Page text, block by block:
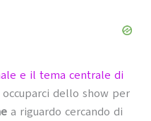
e il tema centrale di
dello show per
a riguardo cercando di